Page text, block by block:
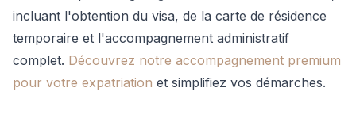
incluant l'obtention du visa, de la carte de résidence
temporaire et l'accompagnement administratif
complet. Découvrez notre accompagnement premium
pour votre expatriation et simplifiez vos démarches.